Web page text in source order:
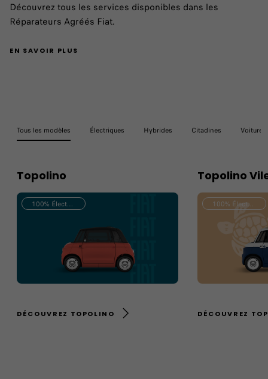
Découvrez tous les services disponibles dans les
Réparateurs Agréés Fiat.
EN SAVOIR PLUS
Tous les modèles Électriques Hybrides Citadines
Topolino
100% Électrique
DÉCOUVREZ TOPOLINO
Topolino
100% Électrique
DÉCOUVREZ